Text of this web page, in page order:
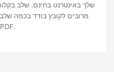
הממוזג בפורמט XLS, XLSX או PDF.